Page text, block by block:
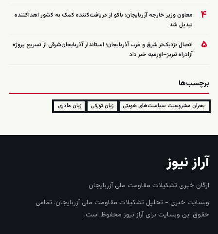
۴
معاون وزیر خارجه آزربایجان: باکو از دریافت‌کننده کمک به کشور اهداکننده
تبدیل شد
۵
اتصال نزدیک‌تر شرق و غرب آذربایجان؛ استاندار آذربایجان‌شرقی از تسریع پروژه
آزادراه تبریز–اورمیه خبر داد
برچسب‌ها
بحران مشروعیت سیاست‌های هویتی زبان تورکی زبان مادری
آراز نیوز
ارگان خبری تشکیلات مقاومت ملی آزربایجان
وبسایت خبری - تحلیل تشکیلات مقاومت ملی آزربایجان. تمامی
حقوق این وبسایت برای آراز نیوز محفوظ است.